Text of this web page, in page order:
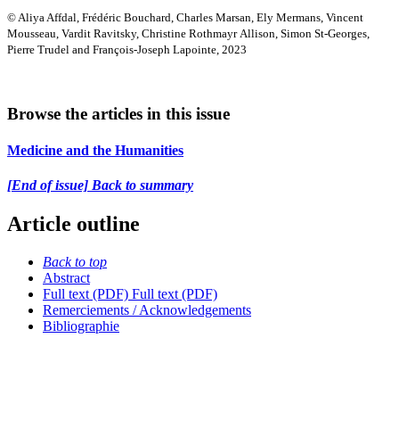
© Aliya Affdal, Frédéric Bouchard, Charles Marsan, Ely Mermans, Vincent
Mousseau, Vardit Ravitsky, Christine Rothmayr Allison, Simon St-Georges,
Pierre Trudel and François-Joseph Lapointe, 2023
Browse the articles in this issue
Medicine and the Humanities
[End of issue] Back to summary
Article outline
Back to top
Abstract
Full text (PDF) Full text (PDF)
Remerciements / Acknowledgements
Bibliographie